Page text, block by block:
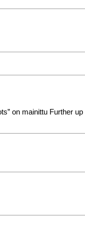
on mainittu Further